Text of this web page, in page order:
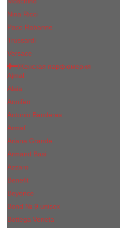
Nina Ricci
Paco Rabanne
Trussardi
Versace
Женская парфюмерия
Ajmal
Alaia
Annifen
Antonio Banderas
Armaf
Ariana Grande
Armand Basi
Azzaro
Benefit
Beyonce
Bond № 9 unisex
Bottega Veneta